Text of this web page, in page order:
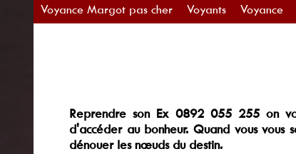
Voyance Margot pas cher Voyants Voyance
Reprendre son Ex 0892 055 255 on
d'accéder au bonheur. Quand vous
dénouer les nœuds du destin.